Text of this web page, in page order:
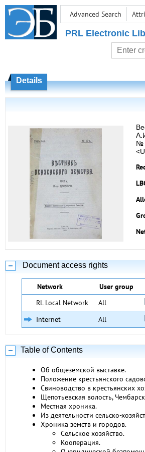
Advanced Search
PRL Electronic
Details
№
Document access rights
Network User group
RL Local Network
All
Internet
All
Table of Contents
Об общеземской выставке.
Положение крестьянского
Свиноводство в крестьянских
Щепотьевская волость,
Местная хроника.
Из деятельности сельско-
Хроника земств и городов.
Сельское хозяйство.
Кооперация.